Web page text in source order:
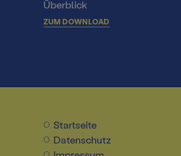
Überblick
ZUM DOWNLOAD
Startseite
Datenschutz